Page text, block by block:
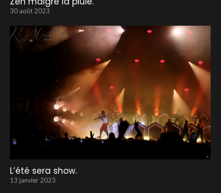
30 août 2023
L’été sera show.
13 janvier 2023